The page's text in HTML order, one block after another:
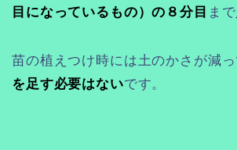
目になっているもの）の８分目 ま
苗の植えつけ時には土のかさが減
を足す必要はないです。